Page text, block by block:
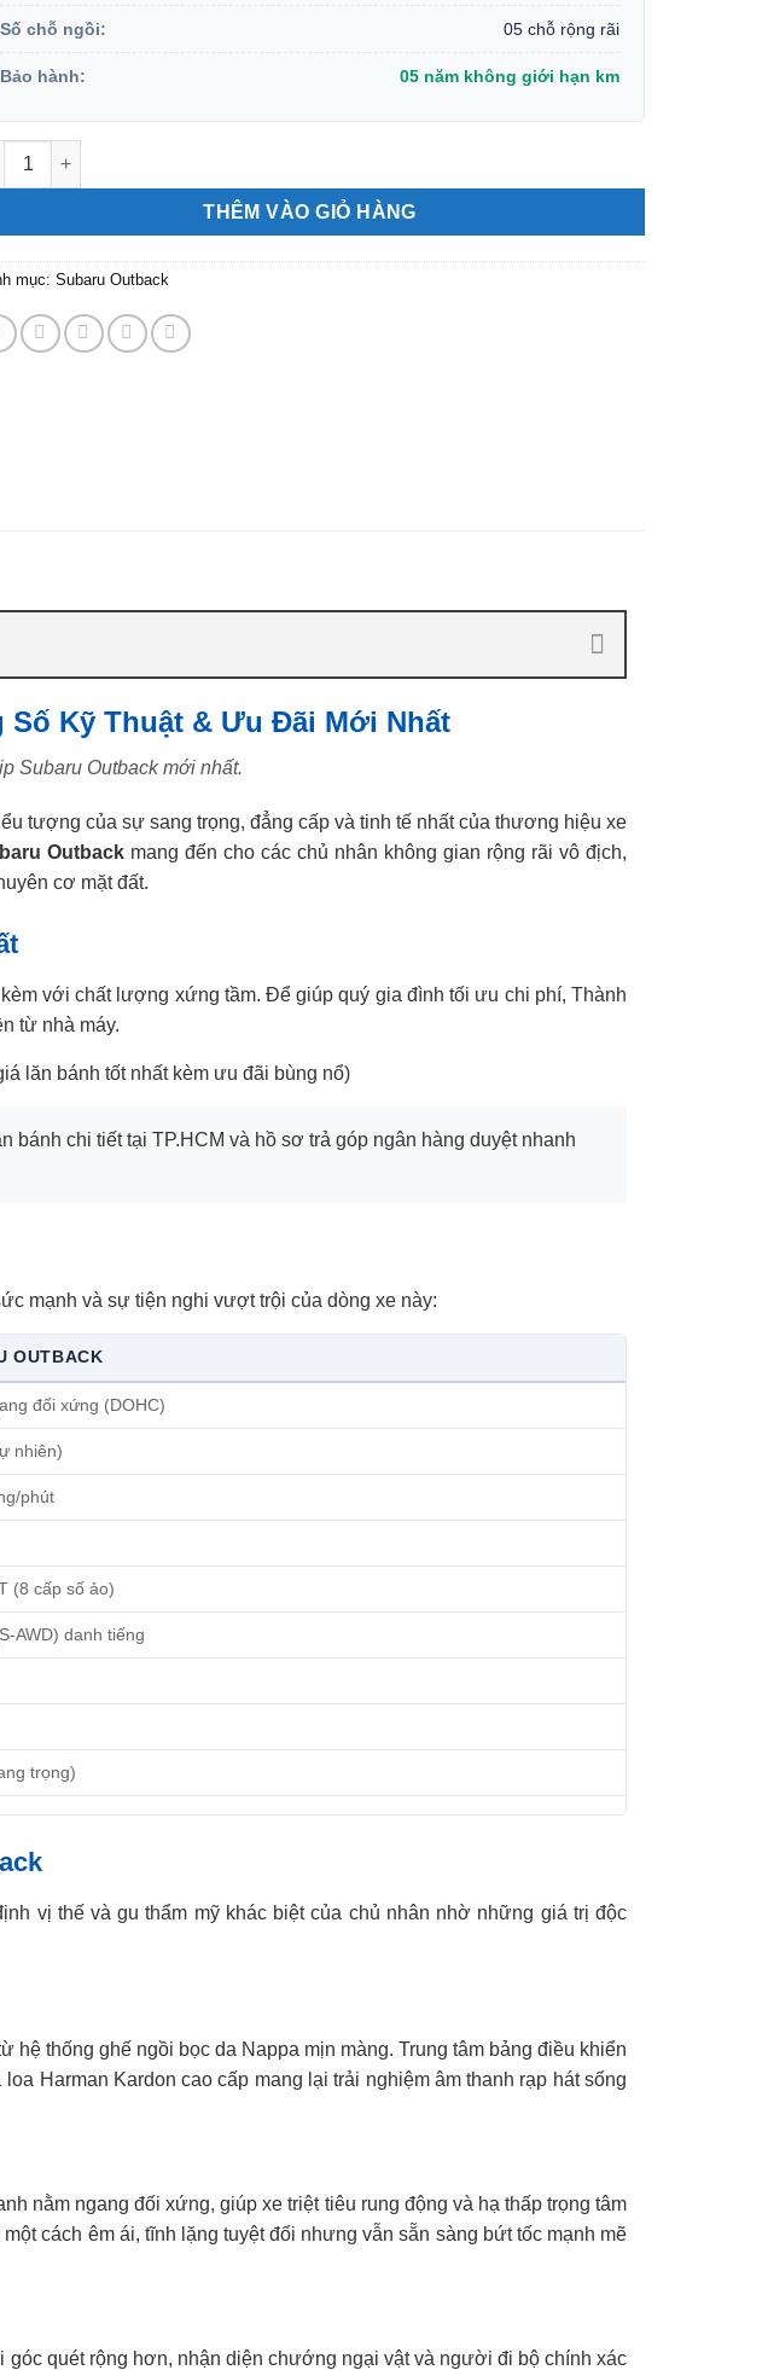
Số chỗ ngồi: 05 chỗ rộng rãi
Bảo hành: 05 năm không giới hạn km
Outback số lượng
THÊM VÀO GIỎ HÀNG
mục: Subaru Outback
Số Kỹ Thuật & Ưu Đãi Mới Nhất
Subaru Outback mới nhất.
tượng của sự sang trọng, đẳng cấp và tinh tế nhất của thương hiệu xe
Outbackmang đến cho các chủ nhân không gian rộng rãi vô địch,
cơ mặt đất.
với chất lượng xứng tầm. Để giúp quý gia đình tối ưu chi phí, Thành
từ nhà máy.
lăn bánh tốt nhất kèm ưu đãi bùng nổ)
bánh chi tiết tại TP.HCM và hồ sơ trả góp ngân hàng duyệt nhanh
mạnh và sự tiện nghi vượt trội của dòng xe này:
OUTBACK
đối xứng (DOHC)
nhiên)
phút
(8 cấp số ảo)
AWD) danh tiếng
trọng)
vị thế và gu thẩm mỹ khác biệt của chủ nhân nhờ những giá trị độc
hệ thống ghế ngồi bọc da Nappa mịn màng. Trung tâm bảng điều khiển
Harman Kardon cao cấp mang lại trải nghiệm âm thanh rạp hát sống
nằm ngang đối xứng, giúp xe triệt tiêu rung động và hạ thấp trọng tâm
cách êm ái, tĩnh lặng tuyệt đối nhưng vẫn sẵn sàng bứt tốc mạnh mẽ
quét rộng hơn, nhận diện chướng ngại vật và người đi bộ chính xác